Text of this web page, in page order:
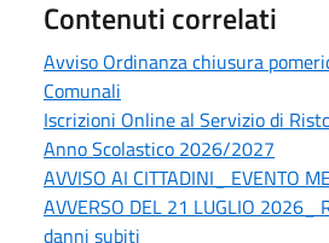
Contenuti correlati
Avviso Ordinanza chiusura
Comunali
Iscrizioni Online al Servizio di
Anno Scolastico 2026/2027
AVVISO AI CITTADINI_ EVENTO
AVVERSO DEL 21 LUGLIO 2026_
danni subiti